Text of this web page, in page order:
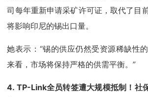
司每年重新申请采矿许可证，取代了目
将影响印尼的锡出口量。
她表示：“锡的供应仍然受资源稀缺性
来看，市场将保持严格的供需平衡。”
4. TP-Link全员转签遭大规模抵制！社